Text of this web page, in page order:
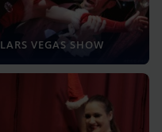
LARS VEGAS SHOW